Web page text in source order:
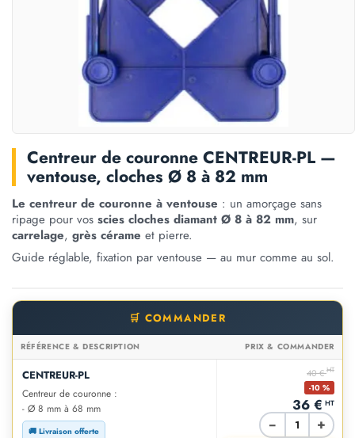
Centreur de couronne CENTREUR-PL —
ventouse, cloches Ø 8 à 82 mm
Le centreur de couronne à ventouse : un amorçage sans
ripage pour vos scies cloches diamant Ø 8 à 82 mm, sur
carrelage, grès cérame et pierre.
Guide réglable, fixation par ventouse — au mur comme au sol.
🛒 COMMANDER
RÉFÉRENCE & DESCRIPTION PRIX & COMMANDER
CENTREUR-PL
Centreur de couronne :
- Ø 8 mm à 68 mm
🚚 Livraison offerte
40 €HT
-10 %
36 € HT
− +